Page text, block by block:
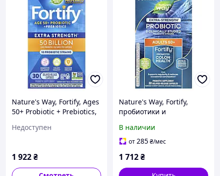
Nature's Way, Fortify, Ages
50+ Probiotic + Prebiotics,
30 Delayed-Release
Недоступен
1 922₴
Nature's Way, Fortify,
пробиотики и
старше 50 лет, усиленное
действие, 50 млрд, 30
В наличии
от285₴/мес
1 712₴